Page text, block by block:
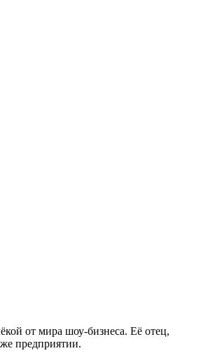
от мира шоу-бизнеса. Её отец,
предприятии.